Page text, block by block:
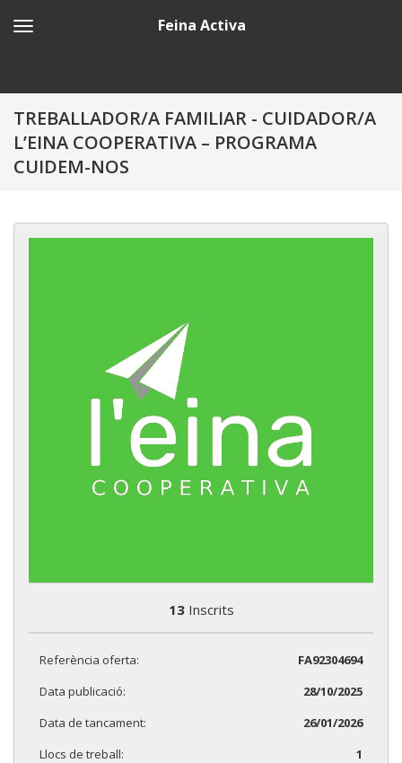
Feina Activa
TREBALLADOR/A FAMILIAR - CUIDADOR/A
L’EINA COOPERATIVA – PROGRAMA
CUIDEM-NOS
13Inscrits
Referència oferta:
FA92304694
Data publicació:
28/10/2025
Data de tancament:
26/01/2026
Llocs de treball:
1